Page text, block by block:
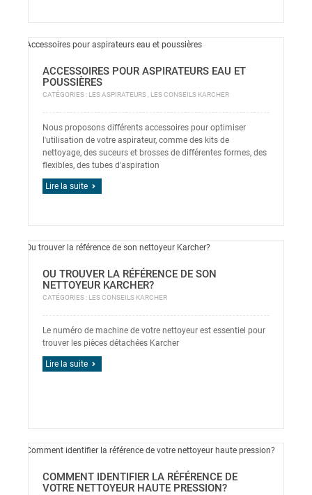
ACCESSOIRES POUR ASPIRATEURS EAU ET
POUSSIÈRES
CATÉGORIES : LES ASPIRATEURS LES CONSEILS KARCHER
Nous proposons différents accessoires pour optimiser
l'utilisation de votre aspirateur, comme des kits de
nettoyage, des suceurs et brosses de différentes formes, des
flexibles, des tubes d'aspiration
Lire la suite
OU TROUVER LA RÉFÉRENCE DE SON
NETTOYEUR KARCHER?
CATÉGORIES : LES CONSEILS KARCHER
Le numéro de machine de votre nettoyeur est essentiel pour
trouver les pièces détachées Karcher
Lire la suite
COMMENT IDENTIFIER LA RÉFÉRENCE DE
VOTRE NETTOYEUR HAUTE PRESSION?